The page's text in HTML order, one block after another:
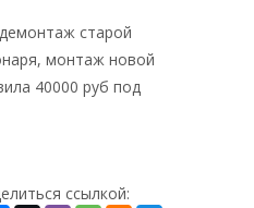
старой
монтаж новой
40000 руб под
ссылкой: